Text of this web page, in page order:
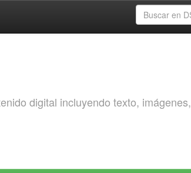
digital incluyendo texto, imágenes,